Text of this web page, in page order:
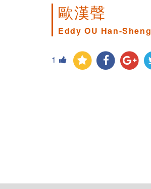
歐漢聲
Eddy OU Han-Sheng
1